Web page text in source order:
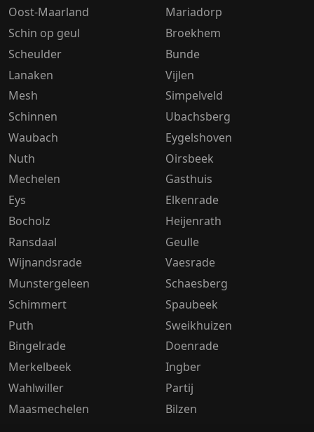
Oost-Maarland
Schin op geul
Scheulder
Lanaken
Mesh
Schinnen
Waubach
Nuth
Mechelen
Eys
Bocholz
Ransdaal
Wijnandsrade
Munstergeleen
Schimmert
Puth
Bingelrade
Merkelbeek
Wahlwiller
Maasmechelen
Mariadorp
Broekhem
Bunde
Vijlen
Simpelveld
Ubachsberg
Eygelshoven
Oirsbeek
Gasthuis
Elkenrade
Heijenrath
Geulle
Vaesrade
Schaesberg
Spaubeek
Sweikhuizen
Doenrade
Ingber
Partij
Bilzen